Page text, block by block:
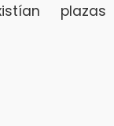
plazas